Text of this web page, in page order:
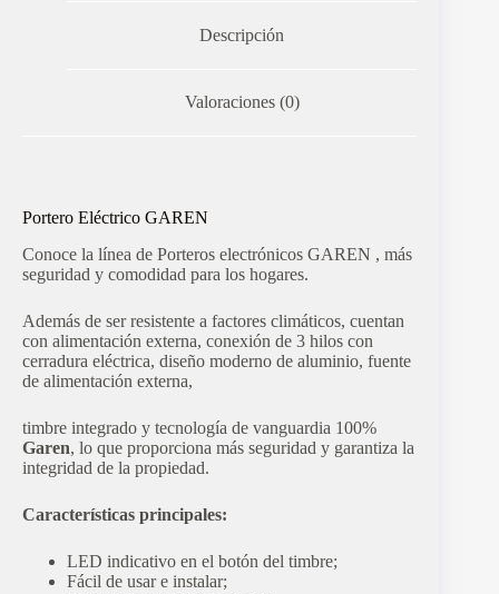
Descripción
Valoraciones (0)
Portero Eléctrico GAREN
Conoce la línea de Porteros electrónicos GAREN , más
seguridad y comodidad para los hogares.
Además de ser resistente a factores climáticos, cuentan
con alimentación externa, conexión de 3 hilos con
cerradura eléctrica, diseño moderno de aluminio, fuente
de alimentación externa,
timbre integrado y tecnología de vanguardia 100%
Garen, lo que proporciona más seguridad y garantiza la
integridad de la propiedad.
Características principales:
LED indicativo en el botón del timbre;
Fácil de usar e instalar;